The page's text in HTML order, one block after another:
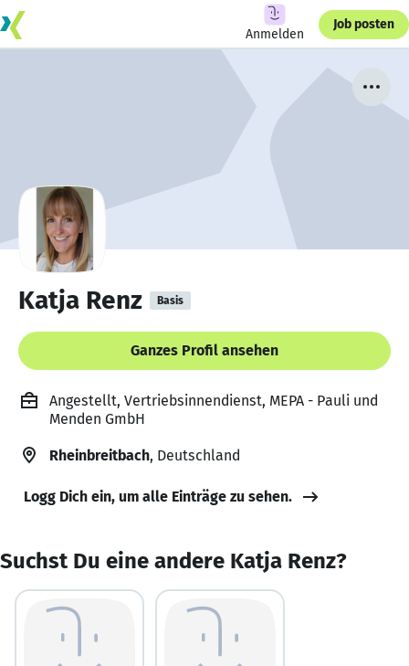
Anmelden
Job posten
Katja Renz Basis
Ganzes Profil ansehen
Angestellt, Vertriebsinnendienst, MEPA - Pauli und
Menden GmbH
Rheinbreitbach, Deutschland
Logg Dich ein, um alle Einträge zu sehen.
Suchst Du eine andere Katja Renz?